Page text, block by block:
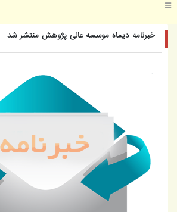
خبرنامه دیماه موسسه عالی پژوهش منتشر شد